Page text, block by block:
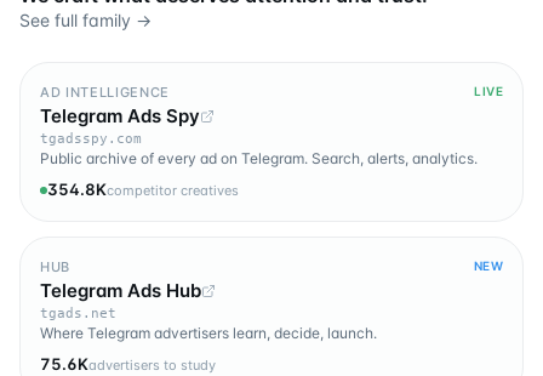
See full family →
AD INTELLIGENCE LIVE
Telegram Ads Spy
tgadsspy.com
Public archive of every ad on Telegram. Search, alerts, analytics.
354.8Kcompetitor creatives
HUB NEW
Telegram Ads Hub
tgads.net
Where Telegram advertisers learn, decide, launch.
75.6Kadvertisers to study